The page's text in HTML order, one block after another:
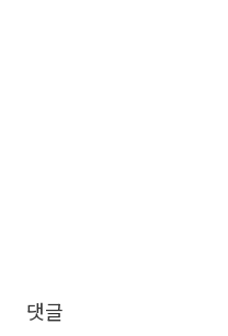
댓글